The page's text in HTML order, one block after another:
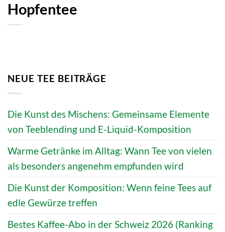
Hopfentee
NEUE TEE BEITRÄGE
Die Kunst des Mischens: Gemeinsame Elemente
von Teeblending und E-Liquid-Komposition
Warme Getränke im Alltag: Wann Tee von vielen
als besonders angenehm empfunden wird
Die Kunst der Komposition: Wenn feine Tees auf
edle Gewürze treffen
Bestes Kaffee-Abo in der Schweiz 2026 (Ranking